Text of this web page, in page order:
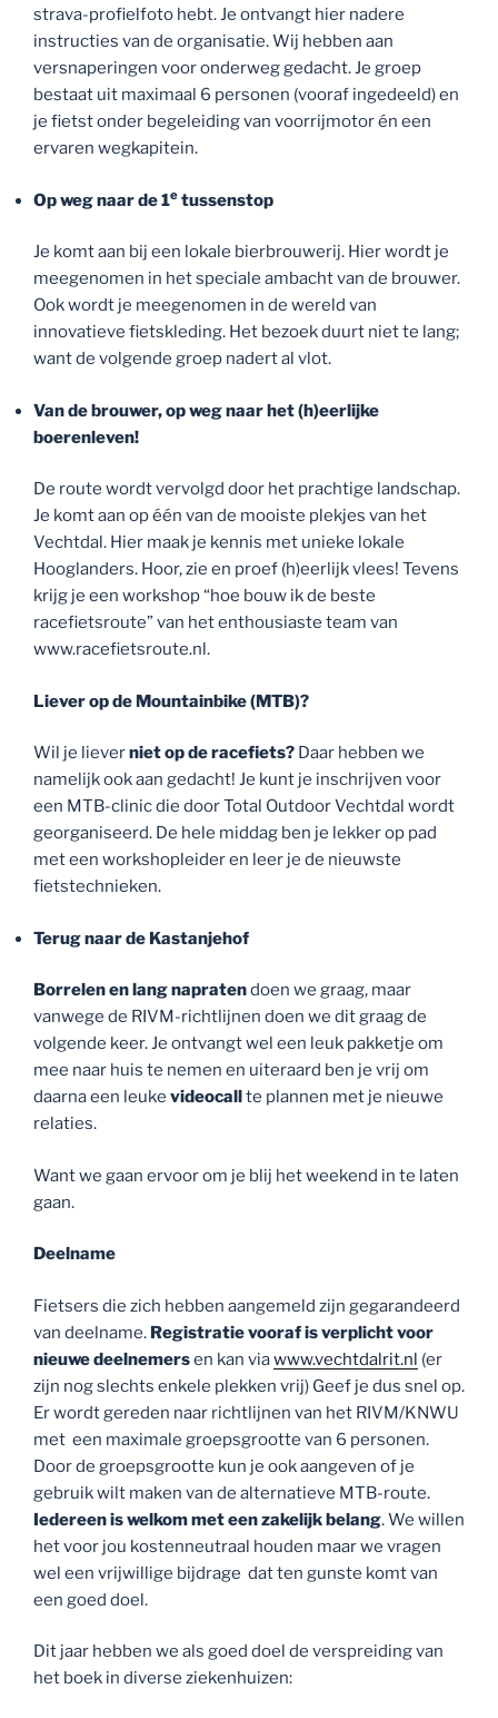
strava-profielfoto hebt. Je ontvangt hier nadere
instructies van de organisatie. Wij hebben aan
versnaperingen voor onderweg gedacht. Je groep
bestaat uit maximaal 6 personen (vooraf ingedeeld) en
je fietst onder begeleiding van voorrijmotor én een
ervaren wegkapitein.
Op weg naar de 1e tussenstop
Je komt aan bij een lokale bierbrouwerij. Hier wordt je
meegenomen in het speciale ambacht van de brouwer.
Ook wordt je meegenomen in de wereld van
innovatieve fietskleding. Het bezoek duurt niet te lang;
want de volgende groep nadert al vlot.
Van de brouwer, op weg naar het (h)eerlijke
boerenleven!
De route wordt vervolgd door het prachtige landschap.
Je komt aan op één van de mooiste plekjes van het
Vechtdal. Hier maak je kennis met unieke lokale
Hooglanders. Hoor, zie en proef (h)eerlijk vlees! Tevens
krijg je een workshop “hoe bouw ik de beste
racefietsroute” van het enthousiaste team van
www.racefietsroute.nl.
Liever op de Mountainbike (MTB)?
Wil je lieverniet op de racefiets? Daar hebben we
namelijk ook aan gedacht! Je kunt je inschrijven voor
een MTB-clinic die door Total Outdoor Vechtdal wordt
georganiseerd. De hele middag ben je lekker op pad
met een workshopleider en leer je de nieuwste
fietstechnieken.
Terug naar de Kastanjehof
Borrelen en lang napratendoen we graag, maar
vanwege de RIVM-richtlijnen doen we dit graag de
volgende keer. Je ontvangt wel een leuk pakketje om
mee naar huis te nemen en uiteraard ben je vrij om
daarna een leuke videocallte plannen met je nieuwe
relaties.
Want we gaan ervoor om je blij het weekend in te laten
gaan.
Deelname
Fietsers die zich hebben aangemeld zijn gegarandeerd
van deelname. Registratie vooraf is verplichtvoor
nieuwe deelnemersen kan viawww.vechtdalrit.nl (er
zijn nog slechts enkele plekken vrij) Geef je dus snel op.
Er wordt gereden naar richtlijnen van het RIVM/KNWU
met een maximale groepsgrootte van 6 personen.
Door de groepsgrootte kun je ook aangeven of je
gebruik wilt maken van de alternatieve MTB-route.
Iedereen is welkommet een zakelijk belang. We willen
het voor jou kostenneutraal houden maar we vragen
wel een vrijwillige bijdrage dat ten gunste komt van
een goed doel.
Dit jaar hebben we als goed doel de verspreiding van
het boek in diverse ziekenhuizen: